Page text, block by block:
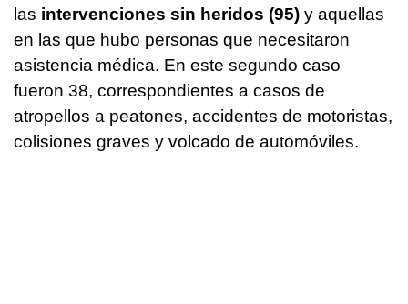
las intervenciones sin heridos (95) y aquellas
en las que hubo personas que necesitaron
asistencia médica. En este segundo caso
fueron 38, correspondientes a casos de
atropellos a peatones, accidentes de motoristas,
colisiones graves y volcado de automóviles.